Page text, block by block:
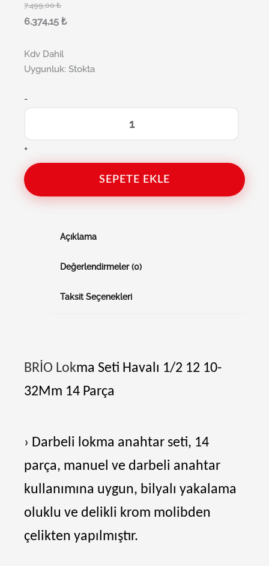
7.499,00₺
6.374,15 ₺
Kdv Dahil
Uygunluk: Stokta
-
+
SEPETE EKLE
Açıklama
Değerlendirmeler (0)
Taksit Seçenekleri
BRİO Lokma Seti Havalı 1/2 12 10-
32Mm 14 Parça
› Darbeli lokma anahtar seti, 14
parça, manuel ve darbeli anahtar
kullanımına uygun, bilyalı yakalama
oluklu ve delikli krom molibden
çelikten yapılmıştır.